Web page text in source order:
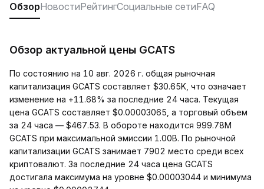
ОбзорНовостиРейтингСоциальные сетиFAQ
Обзор актуальной цены GCATS
По состоянию на 10 авг. 2026 г. общая рыночная
капитализация GCATS составляет $30.65K, что означает
изменение на +11.68% за последние 24 часа. Текущая
цена GCATS составляет $0.00003065, а торговый объем
за 24 часа — $467.53. В обороте находится 999.78M
GCATS при максимальной эмиссии 1.00B. По рыночной
капитализации GCATS занимает 7902 место среди всех
криптовалют. За последние 24 часа цена GCATS
достигала максимума на уровне $0.00003044 и минимума